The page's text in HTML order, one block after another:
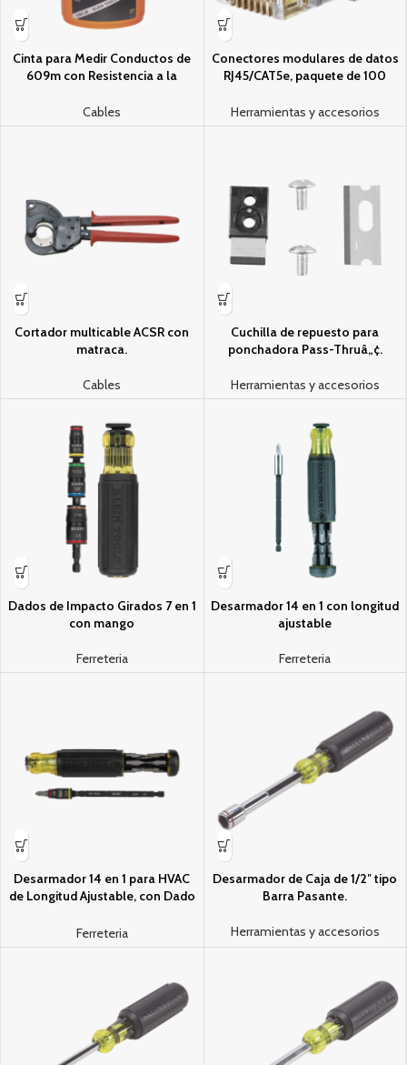
Cinta para Medir Conductos de
609m con Resistencia a la
Presentacion de Cubeta
Cables
Conectores modulares de datos
RJ45/CAT5e, paquete de 100
Herramientas y accesorios
Cortador multicable ACSR con
matraca.
Cables
Cuchilla de repuesto para
ponchadora Pass-Thruâ„¢.
Herramientas y accesorios
Dados de Impacto Girados 7 en 1
con mango
Ferreteria
Desarmador 14 en 1 con longitud
ajustable
Ferreteria
Desarmador 14 en 1 para HVAC
de Longitud Ajustable, con Dado
Ferreteria
Desarmador de Caja de 1/2″ tipo
Barra Pasante.
Herramientas y accesorios